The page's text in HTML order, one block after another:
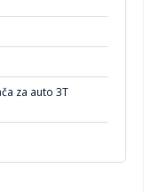
za auto 3T